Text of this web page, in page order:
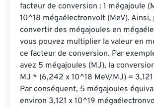
facteur de conversion : 1 mégajoule
10^18 mégaélectronvolt (MeV). Ainsi,
convertir des mégajoules en
vous pouvez multiplier la valeur en
ce facteur de conversion. Par
avez 5 mégajoules (MJ), la
MJ * (6,242 x 10^18 MeV/MJ) = 3,121
Par conséquent, 5 mégajoules
environ 3,121 x 10^19